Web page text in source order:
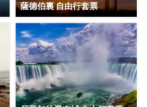
薩德伯裏 自由行套票